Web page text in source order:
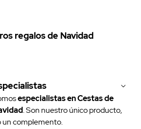
regalos de Navidad
especialistas en Cestas de
. Son nuestro único producto,
un complemento.